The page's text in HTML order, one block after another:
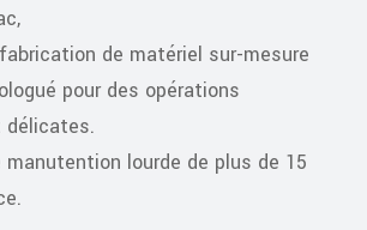
de matériel sur-mesure
pour des opérations
délicates.
manutention lourde de plus de 15